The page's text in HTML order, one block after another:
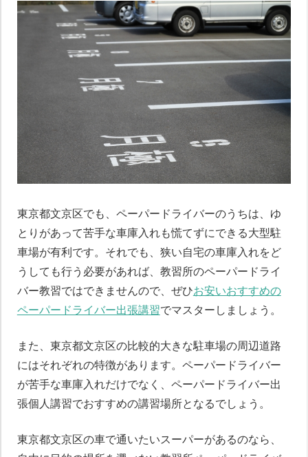
東京都文京区でも、ペーパードライバーのうちは、ゆ
とりがあって苦手な車庫入れも慌てずにできる大型駐
車場が有利です。それでも、狭い自宅の車庫入れをど
うしても行う必要があれば、教習所のペーパードライ
バー教習ではできませんので、ぜひお安いおすすめの
ペーパードライバー出張講習でマスターしましょう。
また、東京都文京区の比較的大きな駐車場の周辺道路
にはそれぞれの特徴があります。ペーパードライバー
が苦手な車庫入れだけでなく、ペーパードライバー出
張個人講習でおすすめの講習場所となるでしょう。
東京都文京区の車で通いたいスーパーがあるのなら、